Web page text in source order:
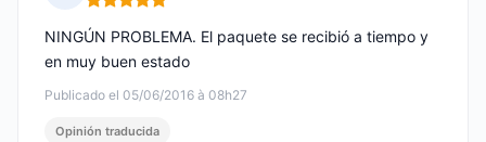
Nota: 5 de 5
Publicado el 05/06/2016 à 08h27
NINGÚN PROBLEMA. El paquete se recibió a tiempo y
en muy buen estado
Opinión traducida